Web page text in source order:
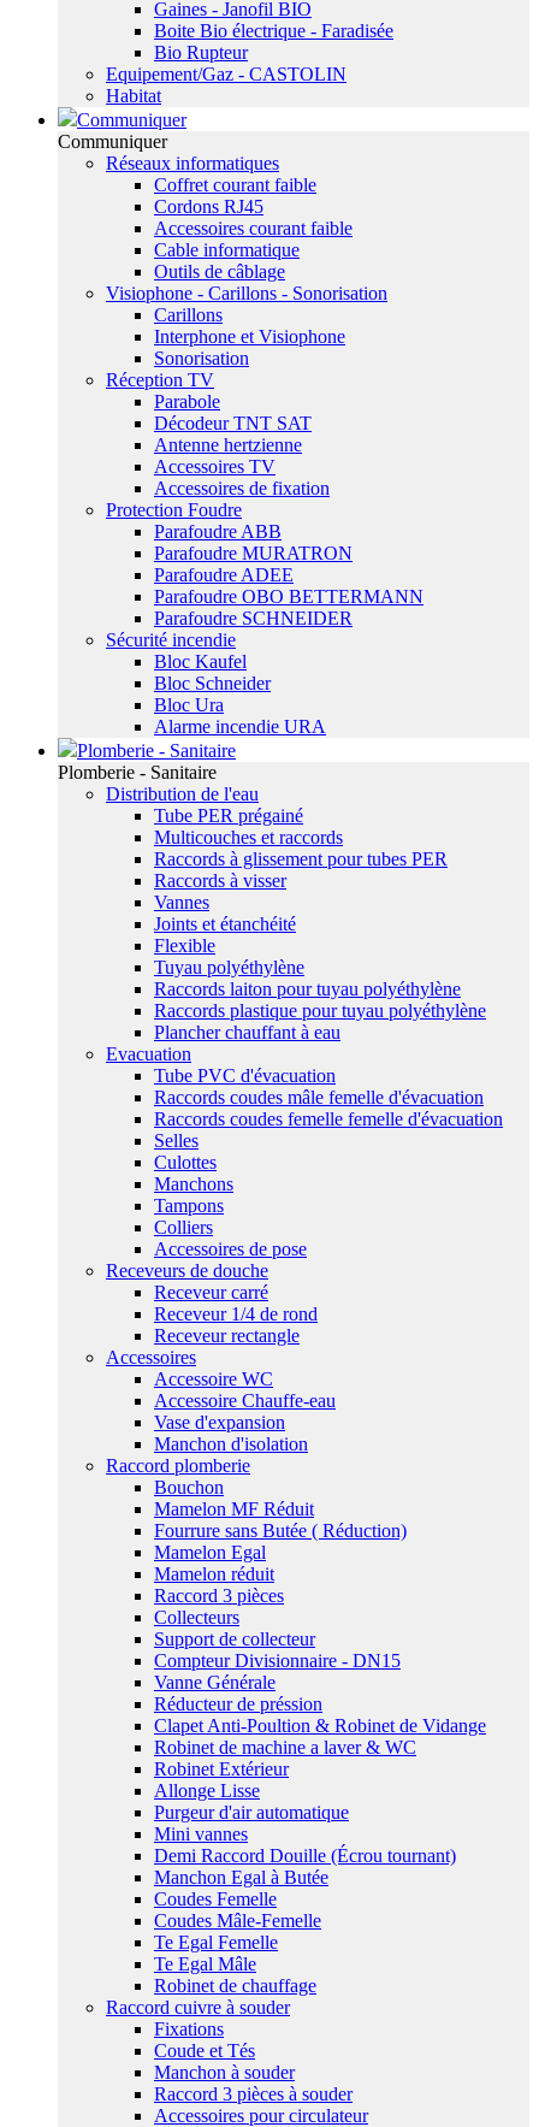
Gaines - Janofil BIO
Boite Bio électrique - Faradisée
Bio Rupteur
Equipement/Gaz - CASTOLIN
Habitat
Communiquer
Communiquer
Réseaux informatiques
Coffret courant faible
Cordons RJ45
Accessoires courant faible
Cable informatique
Outils de câblage
Visiophone - Carillons - Sonorisation
Carillons
Interphone et Visiophone
Sonorisation
Réception TV
Parabole
Décodeur TNT SAT
Antenne hertzienne
Accessoires TV
Accessoires de fixation
Protection Foudre
Parafoudre ABB
Parafoudre MURATRON
Parafoudre ADEE
Parafoudre OBO BETTERMANN
Parafoudre SCHNEIDER
Sécurité incendie
Bloc Kaufel
Bloc Schneider
Bloc Ura
Alarme incendie URA
Plomberie - Sanitaire
Plomberie - Sanitaire
Distribution de l'eau
Tube PER prégainé
Multicouches et raccords
Raccords à glissement pour tubes PER
Raccords à visser
Vannes
Joints et étanchéité
Flexible
Tuyau polyéthylène
Raccords laiton pour tuyau polyéthylène
Raccords plastique pour tuyau polyéthylène
Plancher chauffant à eau
Evacuation
Tube PVC d'évacuation
Raccords coudes mâle femelle d'évacuation
Raccords coudes femelle femelle d'évacuation
Selles
Culottes
Manchons
Tampons
Colliers
Accessoires de pose
Receveurs de douche
Receveur carré
Receveur 1/4 de rond
Receveur rectangle
Accessoires
Accessoire WC
Accessoire Chauffe-eau
Vase d'expansion
Manchon d'isolation
Raccord plomberie
Bouchon
Mamelon MF Réduit
Fourrure sans Butée ( Réduction)
Mamelon Egal
Mamelon réduit
Raccord 3 pièces
Collecteurs
Support de collecteur
Compteur Divisionnaire - DN15
Vanne Générale
Réducteur de préssion
Clapet Anti-Poultion & Robinet de Vidange
Robinet de machine a laver & WC
Robinet Extérieur
Allonge Lisse
Purgeur d'air automatique
Mini vannes
Demi Raccord Douille (Écrou tournant)
Manchon Egal à Butée
Coudes Femelle
Coudes Mâle-Femelle
Te Egal Femelle
Te Egal Mâle
Robinet de chauffage
Raccord cuivre à souder
Fixations
Coude et Tés
Manchon à souder
Raccord 3 pièces à souder
Accessoires pour circulateur